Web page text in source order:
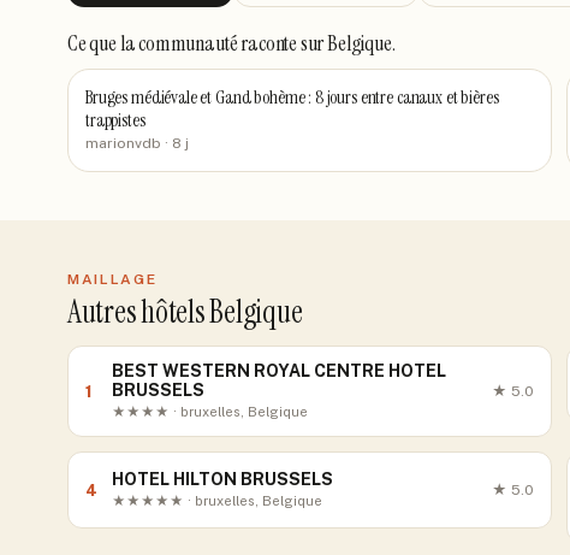
Ce que la communauté racontesur Belgique.
Bruges médiévale et Gand bohème : 8 jours entre canaux et bières
trappistes
marionvdb · 8 j
MAILLAGE
Autres hôtels Belgique
1
BEST WESTERN ROYAL CENTRE HOTEL
BRUSSELS
★★★★ · bruxelles, Belgique
★ 5.0
4
HOTEL HILTON BRUSSELS
★★★★★ · bruxelles, Belgique
★ 5.0